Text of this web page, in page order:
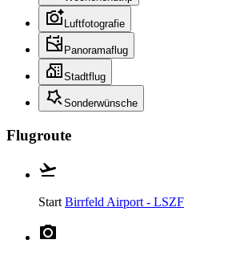
Luftfotografie
Panoramaflug
Stadtflug
Sonderwünsche
Flugroute
Start Birrfeld Airport - LSZF